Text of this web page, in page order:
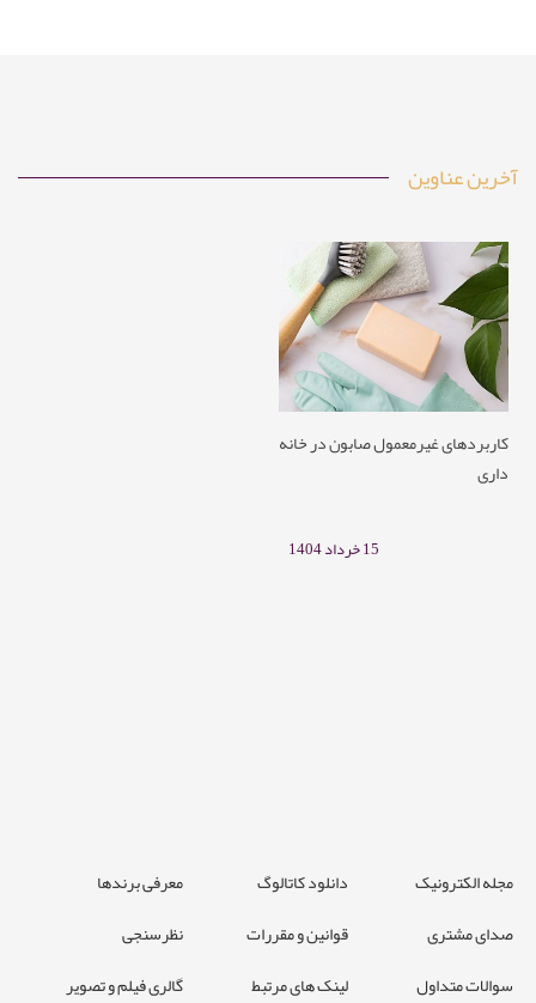
آخرین عناوین
کاربردهای غیرمعمول صابون در خانه‌
داری
15 خرداد 1404
مجله الکترونیک دانلود کاتالوگ
معرفی برندها
صدای مشتری
قوانین و مقررات
نظرسنجی
سوالات متداول
لینک های مرتبط گالری فیلم و تصویر